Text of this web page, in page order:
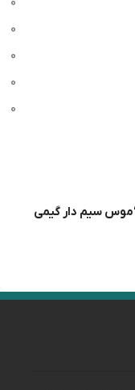
0
0
0
0
سیم دار گیمی